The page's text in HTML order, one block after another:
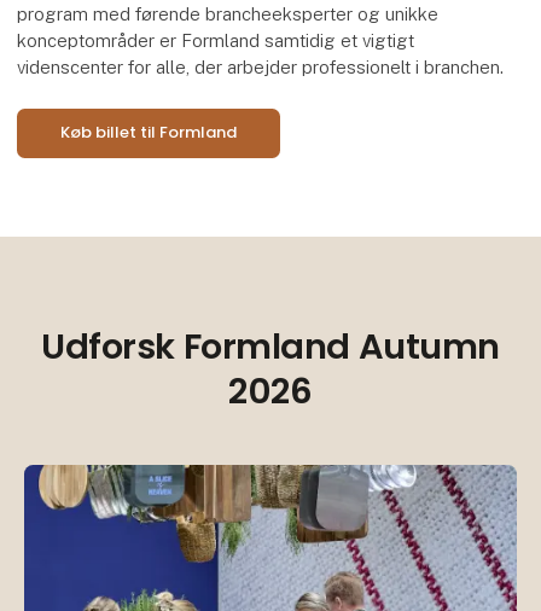
program med førende brancheeksperter og unikke
konceptområder er Formland samtidig et vigtigt
videnscenter for alle, der arbejder professionelt i branchen.
Køb billet til Formland
Udforsk Formland Autumn
2026